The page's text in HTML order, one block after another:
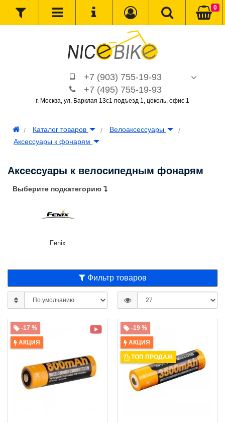
+7 (903) 755-19-93
+7 (495) 755-19-93
г. Москва, ул. Барклая 13с1 подъезд 1, цоколь, офис 1
0
Каталог товаров
Велоаксессуары
Аксессуары к фонарям
Аксессуары к велосипедным фонарям
Выберите подкатегорию
Fenix
Фильтр товаров
-17 %
АКЦИЯ
-19 %
АКЦИЯ
ТОП ПРОДАЖ